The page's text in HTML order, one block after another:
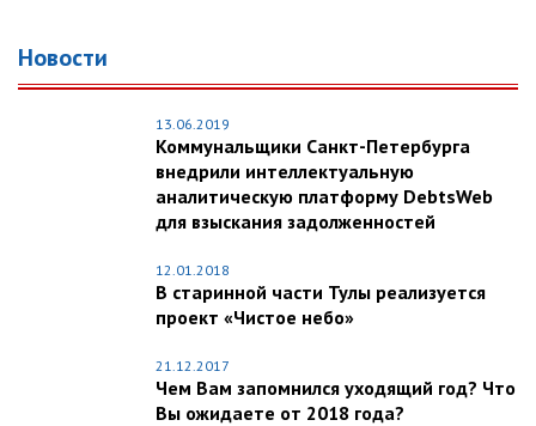
Новости
13.06.2019
Коммунальщики Санкт-Петербурга
внедрили интеллектуальную
аналитическую платформу DebtsWeb
для взыскания задолженностей
12.01.2018
В старинной части Тулы реализуется
проект «Чистое небо»
21.12.2017
Чем Вам запомнился уходящий год? Что
Вы ожидаете от 2018 года?